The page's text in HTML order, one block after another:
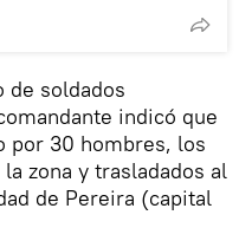
de soldados
indicó que
por 30 hombres, los
zona y trasladados al
de Pereira (capital